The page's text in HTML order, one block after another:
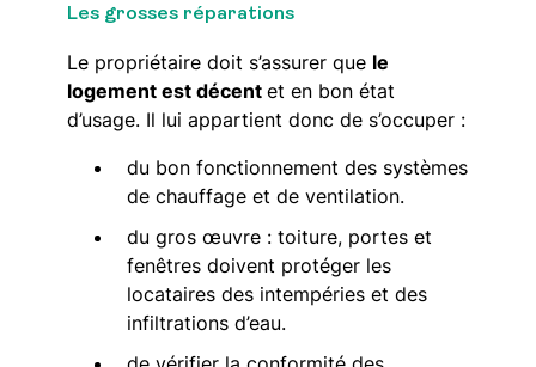
Les grosses réparations
Le propriétaire doit s’assurer que le
logement est décent et en bon état
d’usage. Il lui appartient donc de s’occuper :
du bon fonctionnement des systèmes
de chauffage et de ventilation.
du gros œuvre : toiture, portes et
fenêtres doivent protéger les
locataires des intempéries et des
infiltrations d’eau.